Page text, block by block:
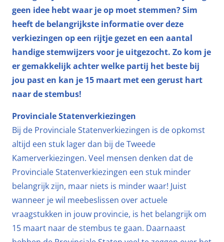
geen idee hebt waar je op moet stemmen? Sim
heeft de belangrijkste informatie over deze
verkiezingen op een rijtje gezet en een aantal
handige stemwijzers voor je uitgezocht. Zo kom je
er gemakkelijk achter welke partij het beste bij
jou past en kan je 15 maart met een gerust hart
naar de stembus!
Provinciale Statenverkiezingen
Bij de Provinciale Statenverkiezingen is de opkomst
altijd een stuk lager dan bij de Tweede
Kamerverkiezingen. Veel mensen denken dat de
Provinciale Statenverkiezingen een stuk minder
belangrijk zijn, maar niets is minder waar! Juist
wanneer je wil meebeslissen over actuele
vraagstukken in jouw provincie, is het belangrijk om
15 maart naar de stembus te gaan. Daarnaast